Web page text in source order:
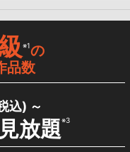
※1の
品数
込) ～
放題※3